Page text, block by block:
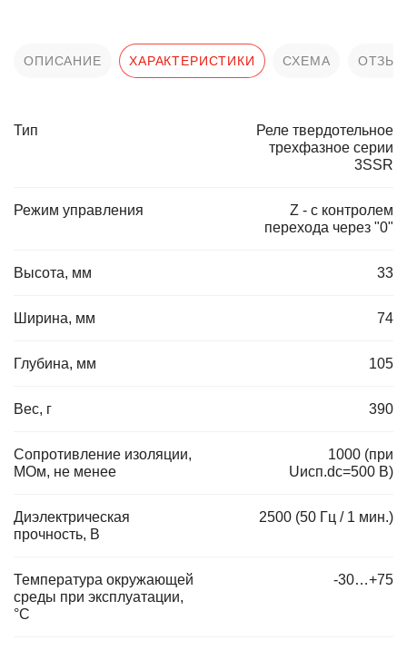
ОПИСАНИЕ ХАРАКТЕРИСТИКИ СХЕМА
Тип
Реле твердотельное
трехфазное серии
3SSR
Режим управления
Z - с контролем
перехода через "0"
Высота, мм 33
Ширина, мм 74
Глубина, мм 105
Вес, г 390
Сопротивление изоляции,
МОм, не менее
1000 (при
Uисп.dc=500 В)
Диэлектрическая
прочность, В
2500 (50 Гц / 1 мин.)
Температура окружающей
среды при эксплуатации,
°C
-30…+75